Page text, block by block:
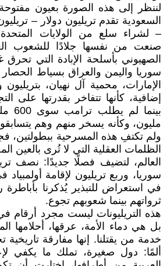
لننظر إلى هذه الصورة بعيون
السعودية تقدم تريليون دولار –
– لشراء سلع من الولايات
صنعت من نفسها جلادًا للشعوب
الصهيوني بأسلحة الإبادة التي تحرق
سوريا واليمن والعراق بسياط الحصار
إضافية، كأنها تتفاخر بقدرتها على
مليون، وكأنه يسخر منهم وهم
ولم تكتفِ هذه المسرحية ببطولتين،
الظلمات العقلية التي لا تُرى بالعين
العالم، لتضيف فصلًا جديدًا: نصف
سوريا، وربع تريليون لإقامة
في استعراض للتبذير يُذكرنا
ثرواتهم بينما شعوبهم تجوع.
هذه التريليونات ليست مجرد أرقام
بل هي دماء الأمة، عرقها، أحلامها
خدمة من يقتلنا. إنها مفارقة
ألمًا: دول صغيرة، تملك ما يكفي